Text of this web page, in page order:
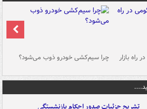
بازار چرا سیم‌کشی خودرو ذوب می‌شود؟
تشریح جزئیات صدور احکام بازنشستگی